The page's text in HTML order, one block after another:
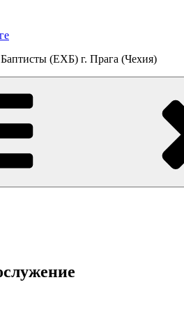
(ЕХБ) г. Прага (Чехия)